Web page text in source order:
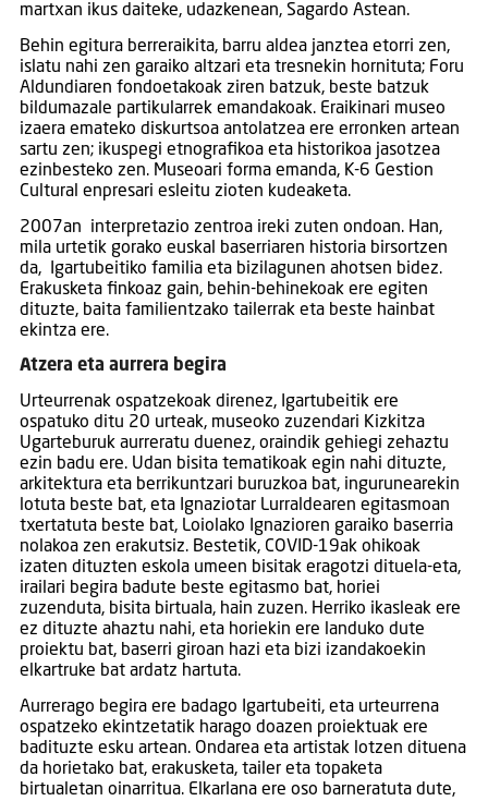
martxan ikus daiteke, udazkenean, Sagardo Astean.
Behin egitura berreraikita, barru aldea janztea etorri zen,
islatu nahi zen garaiko altzari eta tresnekin hornituta; Foru
Aldundiaren fondoetakoak ziren batzuk, beste batzuk
bildumazale partikularrek emandakoak. Eraikinari museo
izaera emateko diskurtsoa antolatzea ere erronken artean
sartu zen; ikuspegi etnografikoa eta historikoa jasotzea
ezinbesteko zen. Museoari forma emanda, K-6 Gestion
Cultural enpresari esleitu zioten kudeaketa.
2007an interpretazio zentroa ireki zuten ondoan. Han,
mila urtetik gorako euskal baserriaren historia birsortzen
da, Igartubeitiko familia eta bizilagunen ahotsen bidez.
Erakusketa finkoaz gain, behin-behinekoak ere egiten
dituzte, baita familientzako tailerrak eta beste hainbat
ekintza ere.
Atzera eta aurrera begira
Urteurrenak ospatzekoak direnez, Igartubeitik ere
ospatuko ditu 20 urteak, museoko zuzendari Kizkitza
Ugarteburuk aurreratu duenez, oraindik gehiegi zehaztu
ezin badu ere. Udan bisita tematikoak egin nahi dituzte,
arkitektura eta berrikuntzari buruzkoa bat, ingurunearekin
lotuta beste bat, eta Ignaziotar Lurraldearen egitasmoan
txertatuta beste bat, Loiolako Ignazioren garaiko baserria
nolakoa zen erakutsiz. Bestetik, COVID-19ak ohikoak
izaten dituzten eskola umeen bisitak eragotzi dituela-eta,
irailari begira badute beste egitasmo bat, horiei
zuzenduta, bisita birtuala, hain zuzen. Herriko ikasleak ere
ez dituzte ahaztu nahi, eta horiekin ere landuko dute
proiektu bat, baserri giroan hazi eta bizi izandakoekin
elkartruke bat ardatz hartuta.
Aurrerago begira ere badago Igartubeiti, eta urteurrena
ospatzeko ekintzetatik harago doazen proiektuak ere
badituzte esku artean. Ondarea eta artistak lotzen dituena
da horietako bat, erakusketa, tailer eta topaketa
birtualetan oinarritua. Elkarlana ere oso barneratuta dute,